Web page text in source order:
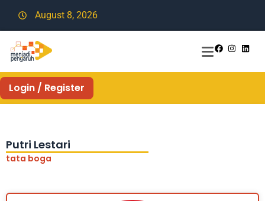
August 8, 2026
Login / Register
Putri Lestari
tata boga